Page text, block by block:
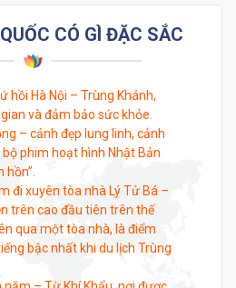
CÓ GÌ ĐẶC SẮC
hồi Hà Nội – Trùng Khánh,
và đảm bảo sức khỏe.
– cảnh đẹp lung linh, cảnh
phim hoạt hình Nhật Bản
hồn”.
đi xuyên tòa nhà Lý Tử Bá –
trên cao đầu tiên trên thế
qua một tòa nhà, là điểm
bậc nhất khi du lịch Trùng